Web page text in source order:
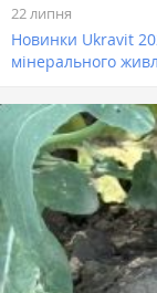
22 липня
Новинки Ukravit
мінерального